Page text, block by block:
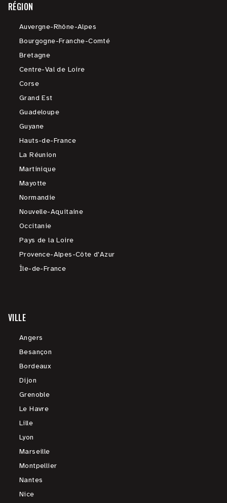
RÉGION
Auvergne-Rhône-Alpes
Bourgogne-Franche-Comté
Bretagne
Centre-Val de Loire
Corse
Grand Est
Guadeloupe
Guyane
Hauts-de-France
La Réunion
Martinique
Mayotte
Normandie
Nouvelle-Aquitaine
Occitanie
Pays de la Loire
Provence-Alpes-Côte d'Azur
Île-de-France
VILLE
Angers
Besançon
Bordeaux
Dijon
Grenoble
Le Havre
Lille
Lyon
Marseille
Montpellier
Nantes
Nice